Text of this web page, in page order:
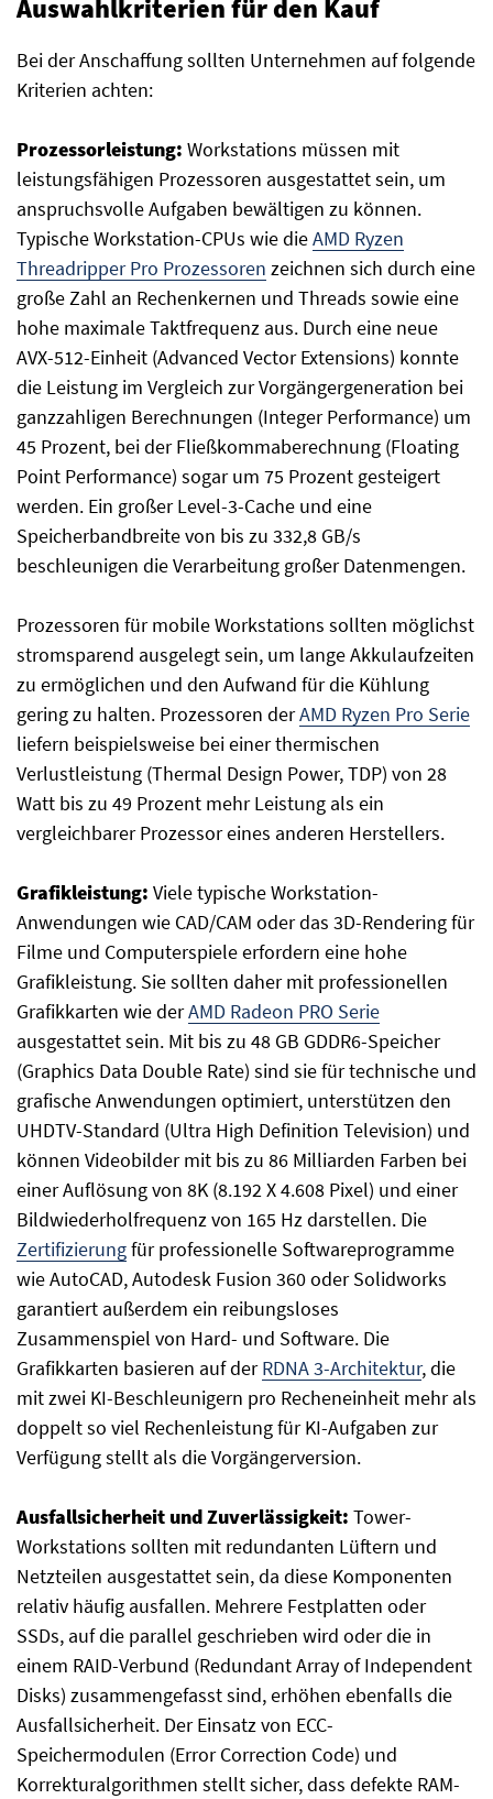
Auswahlkriterien für den Kauf
Bei der Anschaffung sollten Unternehmen auf folgende
Kriterien achten:
Prozessorleistung: Workstations müssen mit
leistungsfähigen Prozessoren ausgestattet sein, um
anspruchsvolle Aufgaben bewältigen zu können.
Typische Workstation-CPUs wie dieAMD Ryzen
Threadripper Pro Prozessoren zeichnen sich durch eine
große Zahl an Rechenkernen und Threads sowie eine
hohe maximale Taktfrequenz aus. Durch eine neue
AVX-512-Einheit (Advanced Vector Extensions) konnte
die Leistung im Vergleich zur Vorgängergeneration bei
ganzzahligen Berechnungen (Integer Performance) um
45 Prozent, bei der Fließkommaberechnung (Floating
Point Performance) sogar um 75 Prozent gesteigert
werden. Ein großer Level-3-Cache und eine
Speicherbandbreite von bis zu 332,8 GB/s
beschleunigen die Verarbeitung großer Datenmengen.
Prozessoren für mobile Workstations sollten möglichst
stromsparend ausgelegt sein, um lange Akkulaufzeiten
zu ermöglichen und den Aufwand für die Kühlung
gering zu halten. Prozessoren derAMD Ryzen Pro Serie
liefern beispielsweise bei einer thermischen
Verlustleistung (Thermal Design Power, TDP) von 28
Watt bis zu 49 Prozent mehr Leistung als ein
vergleichbarer Prozessor eines anderen Herstellers.
Grafikleistung: Viele typische Workstation-
Anwendungen wie CAD/CAM oder das 3D-Rendering für
Filme und Computerspiele erfordern eine hohe
Grafikleistung. Sie sollten daher mit professionellen
Grafikkarten wie derAMD Radeon PRO Serie
ausgestattet sein. Mit bis zu 48 GB GDDR6-Speicher
(Graphics Data Double Rate) sind sie für technische und
grafische Anwendungen optimiert, unterstützen den
UHDTV-Standard (Ultra High Definition Television) und
können Videobilder mit bis zu 86 Milliarden Farben bei
einer Auflösung von 8K (8.192 X 4.608 Pixel) und einer
Bildwiederholfrequenz von 165 Hz darstellen. Die
Zertifizierungfür professionelle Softwareprogramme
wie AutoCAD, Autodesk Fusion 360 oder Solidworks
garantiert außerdem ein reibungsloses
Zusammenspiel von Hard- und Software. Die
Grafikkarten basieren auf derRDNA 3-Architektur, die
mit zwei KI-Beschleunigern pro Recheneinheit mehr als
doppelt so viel Rechenleistung für KI-Aufgaben zur
Verfügung stellt als die Vorgängerversion.
Ausfallsicherheit und Zuverlässigkeit: Tower-
Workstations sollten mit redundanten Lüftern und
Netzteilen ausgestattet sein, da diese Komponenten
relativ häufig ausfallen. Mehrere Festplatten oder
SSDs, auf die parallel geschrieben wird oder die in
einem RAID-Verbund (Redundant Array of Independent
Disks) zusammengefasst sind, erhöhen ebenfalls die
Ausfallsicherheit. Der Einsatz von ECC-
Speichermodulen (Error Correction Code) und
Korrekturalgorithmen stellt sicher, dass defekte RAM-